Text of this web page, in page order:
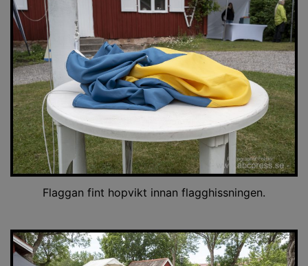
Flaggan fint hopvikt innan flagghissningen.